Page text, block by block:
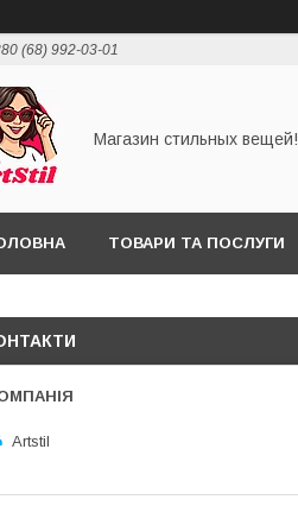
(68) 992-03-01
Магазин стильных вещей!
ТОВАРИ ТА ПОСЛУГИ
Artstil